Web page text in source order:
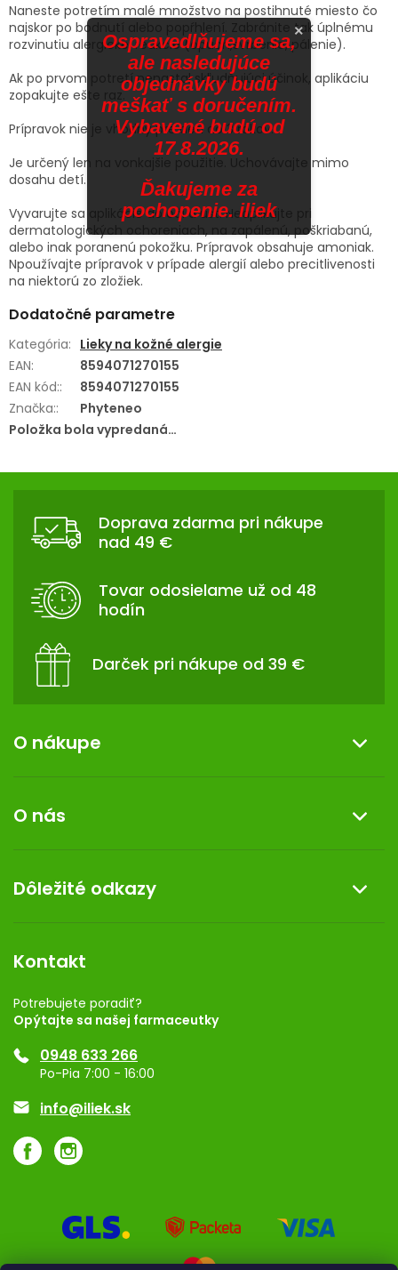
Naneste potretím malé množstvo na postihnuté miesto čo
najskor po bodnutí alebo popŕhlení. Zabránite tak úplnému
rozvinutiu alergickej reakcie (opuch,svrbenie, pálenie).
Ak po prvom potretí nenastal skľudňujúci účinok, aplikáciu
zopakujte ešte raz.
Prípravok nie je vhodný pre deti do 3 rokov.
Je určený len na vonkajšie použitie. Uchovávajte mimo
dosahu detí.
Vyvarujte sa aplikácie do očí a úst. Neaplikujte pri
dermatologických ochoreniach, na zapálenú, poškriabanú,
alebo inak poranenú pokožku. Prípravok obsahuje amoniak.
Npoužívajte prípravok v prípade alergií alebo precitlivenosti
na niektorú zo zložiek.
Dodatočné parametre
Kategória: Lieky na kožné alergie
EAN:
8594071270155
EAN kód::
8594071270155
Značka::
Phyteneo
Položka bola vypredaná…
Z
Doprava zdarma pri nákupe
nad 49 €
Tovar odosielame už od 48
hodín
Darček pri nákupe od 39 €
O nákupe
Reklamácia a vrátenie tovaru
Doprava a platba
Darček k nákupu
O nás
Kontakt
Dermocentrum
Dôležité odkazy
Rozhodnutie na prevádzku
Registrácia
Ponuka pre firmy
Značky
Kontakt
Potrebujete poradiť?
Opýtajte sa našej farmaceutky
0948 633 266
Po-Pia 7:00 - 16:00
info@iliek.sk
×
Ospravedlňujeme sa,
ale nasledujúce
objednávky budú
meškať s doručením.
Vybavené budú od
17.8.2026.
Ďakujeme za
pochopenie. iliek